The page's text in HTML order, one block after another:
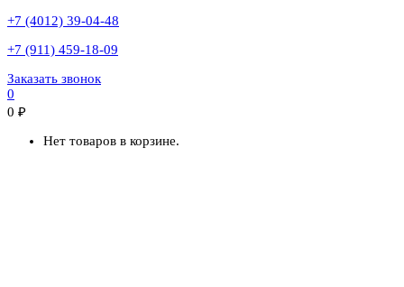
+7 (4012) 39-04-48
+7 (911) 459-18-09
Заказать звонок
0
0 ₽
Нет товаров в корзине.